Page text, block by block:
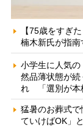
【75歳をすぎ
楠木新氏が指
小学生に人気
然品薄状態が
れ 「選別が本
猛暑のお葬式
ていけばOK」